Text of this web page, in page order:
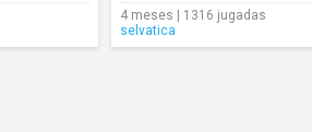
4 meses | 1316 jugadas
selvatica